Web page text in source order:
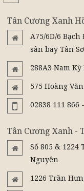
Tân Cương Xanh
A75/6D/6
sân bay Tân
288A3 Nam Kỳ
575 Hoàng
02838 111 866
Tân Cương Xanh -
Số 805 & 1224
Nguyên
1226 Trần